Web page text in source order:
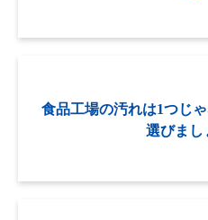
食品工場の汚れは1つじ
選びまし